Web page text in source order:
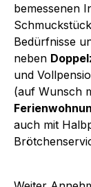
bemessenen
Bedürfnisse
neben
und
(auf Wunsch
auch mit